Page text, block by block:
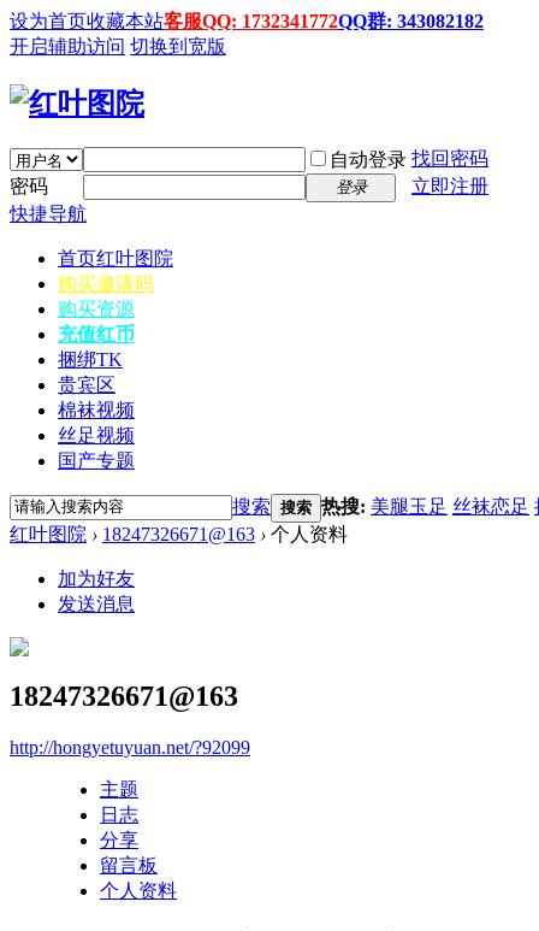
设为首页收藏本站客服QQ: 1732341772QQ群: 343082182
开启辅助访问 切换到宽版
自动登录 找回密码
密码
登录
立即注册
快捷导航
首页红叶图院
购买邀请码
购买资源
充值红币
捆绑TK
贵宾区
棉袜视频
丝足视频
国产专题
搜索 搜索 热搜: 美腿玉足 丝袜恋足
红叶图院 › 18247326671@163 › 个人资料
加为好友
发送消息
18247326671@163
http://hongyetuyuan.net/?92099
主题
日志
分享
留言板
个人资料